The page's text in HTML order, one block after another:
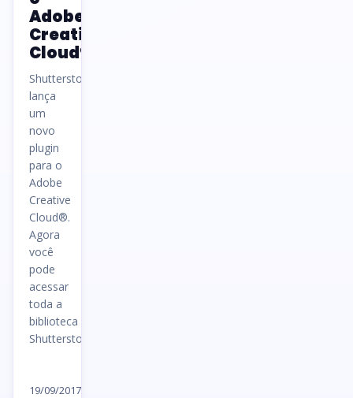
Adobe
Creative
Cloud®
Shutterstock
lança
um
novo
plugin
para o
Adobe
Creative
Cloud®.
Agora
você
pode
acessar
toda a
biblioteca
Shutterstock…
19/09/2017